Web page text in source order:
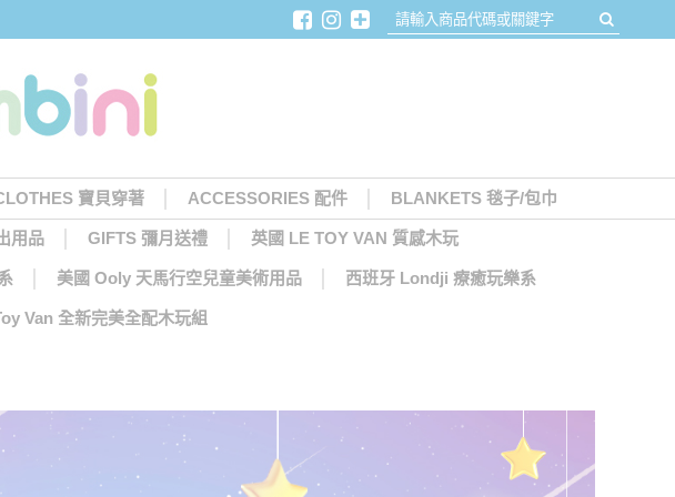
寶貝穿著 ACCESSORIES 配件 BLANKETS 毯子/包巾
用品 GIFTS 彌月送禮 英國 LE TOY VAN 質感木玩
美國 Ooly 天馬行空兒童美術用品 西班牙 Londji 療癒玩樂系
Van 全新完美全配木玩組